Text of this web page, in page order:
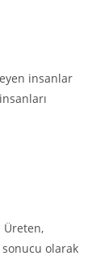
insanlar
olarak